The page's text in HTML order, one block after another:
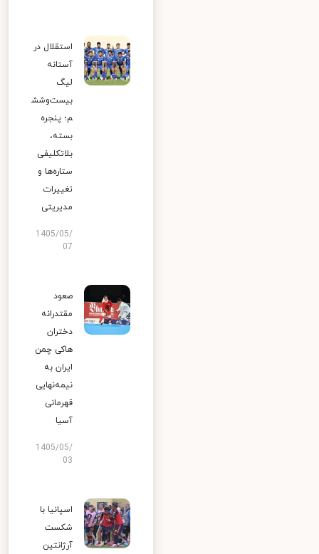
استقلال در
آستانه
لیگ
بیست‌وشش
م؛ پنجره
بسته،
بلاتکلیفی
ستاره‌ها و
تغییرات
مدیریتی
1405/05/
07
صعود
مقتدرانه
دختران
هاکی چمن
ایران به
نیمه‌نهایی
قهرمانی
آسیا
1405/05/
03
اسپانیا با
شکست
آرژانتین